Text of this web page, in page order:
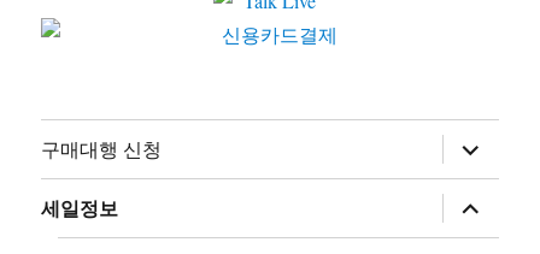
구매대행 신청
위
메
뉴
확
장
세일정보
위
메